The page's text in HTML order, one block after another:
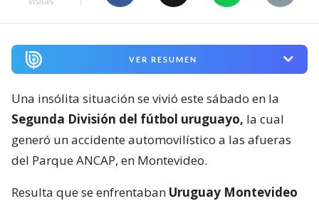
VER RESUMEN
Una insólita situación se vivió este sábado en la
Segunda División del fútbol uruguayo, la cual
generó un accidente automovilístico a las afueras
del Parque ANCAP, en Montevideo.
Resulta que se enfrentaban Uruguay Montevideo